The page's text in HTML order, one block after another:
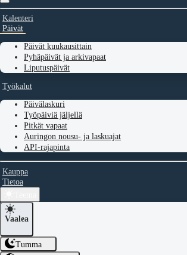
Kalenteri
Päivät
Päivät kuukausittain
Pyhäpäivät ja arkivapaat
Liputuspäivät
Työkalut
Päivälaskuri
Työpäiviä jäljellä
Pitkät vapaat
Auringon nousu- ja laskuajat
API-rajapinta
Kauppa
Tietoa
Vaalea
Tumma